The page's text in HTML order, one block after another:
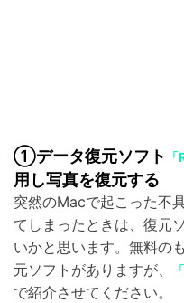
①データ復元ソフト
用し写真を復元する
突然のMacで起こった不
てしまったときは、復元
いかと思います。無料の
元ソフトがありますが、
で紹介させてください。